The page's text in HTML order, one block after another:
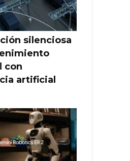
silenciosa
con
artificial